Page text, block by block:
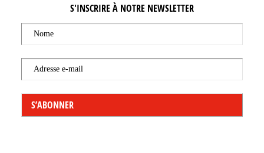
S'INSCRIRE À NOTRE NEWSLETTER
Nome
Adresse e-mail